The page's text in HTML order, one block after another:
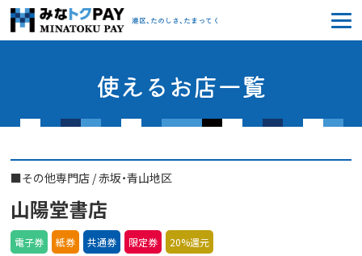
みなトクPAY
港区、たのしさ、たまってく
使えるお店一覧
■その他専門店 /赤坂・青山地区
山陽堂書店
電子券 紙券 共通券 限定券 20%還元